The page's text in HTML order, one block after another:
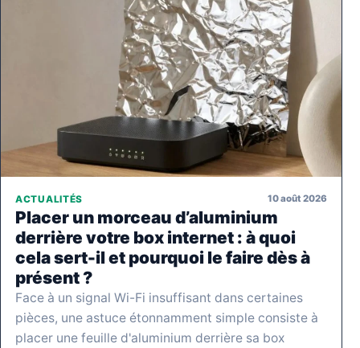
ACTUALITÉS 10 août 2026
Placer un morceau d’aluminium
derrière votre box internet : à quoi
cela sert-il et pourquoi le faire dès à
présent ?
Face à un signal Wi-Fi insuffisant dans certaines
pièces, une astuce étonnamment simple consiste à
placer une feuille d'aluminium derrière sa box